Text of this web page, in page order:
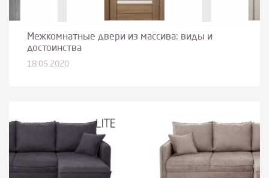
Межкомнатные двери из массива: виды и
достоинства
18.05.2020